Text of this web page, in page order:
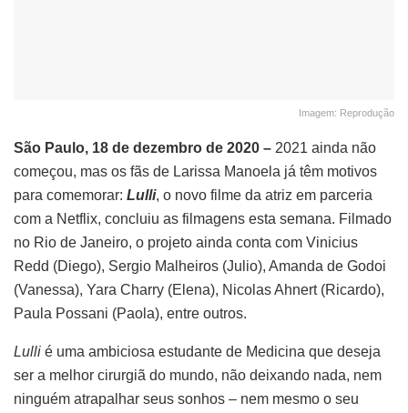
Imagem: Reprodução
São Paulo, 18 de dezembro de 2020 – 2021 ainda não
começou, mas os fãs de Larissa Manoela já têm motivos
para comemorar: Lulli, o novo filme da atriz em parceria
com a Netflix, concluiu as filmagens esta semana. Filmado
no Rio de Janeiro, o projeto ainda conta com Vinicius
Redd (Diego), Sergio Malheiros (Julio), Amanda de Godoi
(Vanessa), Yara Charry (Elena), Nicolas Ahnert (Ricardo),
Paula Possani (Paola), entre outros.
Lulli é uma ambiciosa estudante de Medicina que deseja
ser a melhor cirurgiã do mundo, não deixando nada, nem
ninguém atrapalhar seus sonhos – nem mesmo o seu